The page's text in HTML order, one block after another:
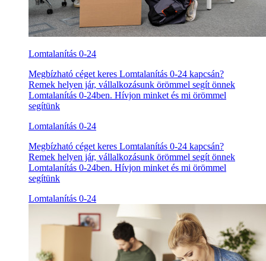
Lomtalanítás 0-24
Megbízható céget keres Lomtalanítás 0-24 kapcsán?
Remek helyen jár, vállalkozásunk örömmel segít önnek
Lomtalanítás 0-24ben. Hívjon minket és mi örömmel
segítünk
Lomtalanítás 0-24
Megbízható céget keres Lomtalanítás 0-24 kapcsán?
Remek helyen jár, vállalkozásunk örömmel segít önnek
Lomtalanítás 0-24ben. Hívjon minket és mi örömmel
segítünk
Lomtalanítás 0-24